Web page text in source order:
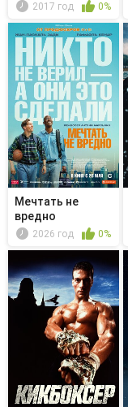
2017 год 0%
Мечтать не
вредно
2026 год 0%